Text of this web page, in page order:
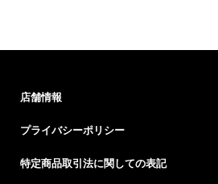
店舗情報
プライバシーポリシー
特定商品取引法に関しての表記